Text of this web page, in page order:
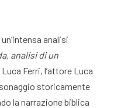
analisi
analisi di un
Ferri, l’attore Luca
storicamente
la narrazione biblica